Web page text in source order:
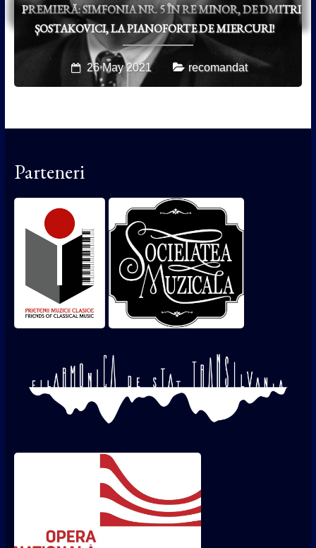
PREMIERĂ: SIMFONIA NR. 5 ÎN RE MINOR, DE DMITRI
ȘOSTAKOVICI, LA PIANOFORTE DE MIERCURI!
26 May 2021 recomandat
Parteneri